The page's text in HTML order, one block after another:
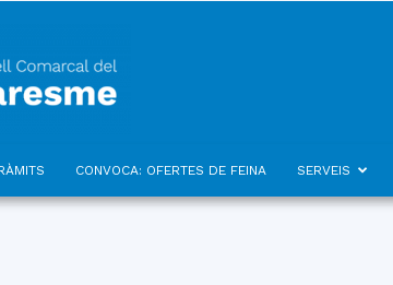
CONVOCA: OFERTES DE FEINA SERVEIS